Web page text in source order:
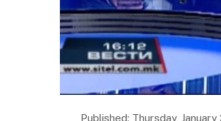
Published: Thursday, January